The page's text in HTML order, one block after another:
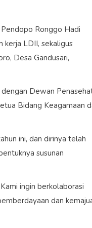
Ronggo Hadi
kerja LDII, sekaligus
Desa Gandusari,
Dewan
Bidang Keagamaan
ini, dan dirinya telah
susunan
ingin berkolaborasi
dan